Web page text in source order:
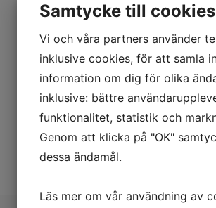
Samtycke till cookies
Vi och våra partners använder
inklusive cookies, för att samla
information om dig för olika
inklusive: bättre
funktionalitet, statistik och
Genom att klicka på "OK"
dessa ändamål.
Läs mer om vår användning av